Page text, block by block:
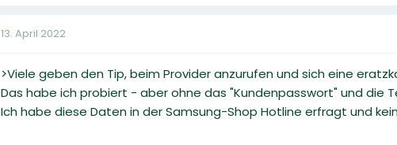
13. April 2022
>Viele geben den Tip, beim Provider anzurufen und sich eine
Das habe ich probiert - aber ohne das "Kundenpasswort" und die
Ich habe diese Daten in der Samsung-Shop Hotline erfragt und